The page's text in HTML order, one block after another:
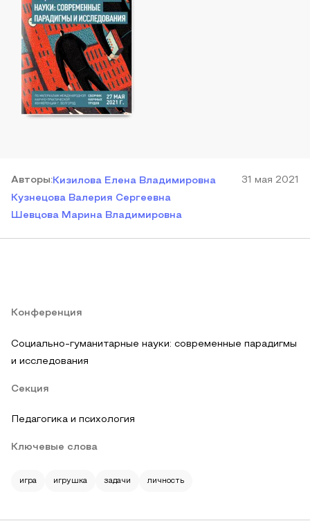
Авторы:Кизилова Елена Владимировна
Кузнецова Валерия Сергеевна
Шевцова Марина Владимировна
31 мая 2021
Конференция
Социально-гуманитарные науки: современные парадигмы
и исследования
Секция
Педагогика и психология
Ключевые слова
игра игрушка задачи личность